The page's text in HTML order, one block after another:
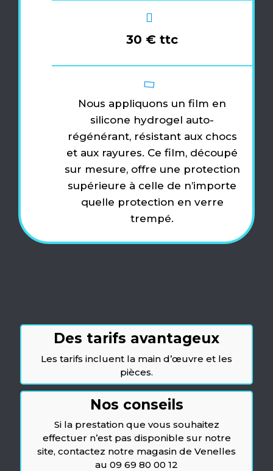
30 € ttc
Nous appliquons un film en
silicone hydrogel auto-
régénérant, résistant aux chocs
et aux rayures. Ce film, découpé
sur mesure, offre une protection
supérieure à celle de n’importe
quelle protection en verre
trempé.
Des tarifs avantageux
Les tarifs incluent la main d’œuvre et les
pièces.
Nos conseils
Si la prestation que vous souhaitez
effectuer n’est pas disponible sur notre
site, contactez notre magasin de Venelles
au 09 69 80 00 12